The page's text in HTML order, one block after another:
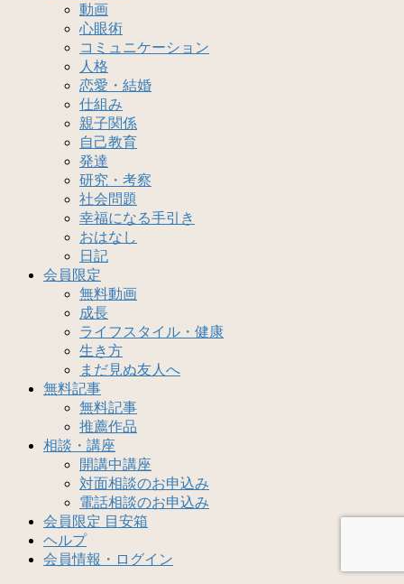
動画
心眼術
コミュニケーション
人格
恋愛・結婚
仕組み
親子関係
自己教育
発達
研究・考察
社会問題
幸福になる手引き
おはなし
日記
会員限定
無料動画
成長
ライフスタイル・健康
生き方
まだ見ぬ友人へ
無料記事
無料記事
推薦作品
相談・講座
開講中講座
対面相談のお申込み
電話相談のお申込み
会員限定 目安箱
ヘルプ
会員情報・ログイン